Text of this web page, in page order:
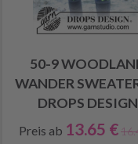
50-9
WANDER
DROPS DESIGN
Preis ab 13.65 €